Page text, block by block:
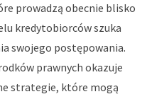
prowadzą obecnie blisko
kredytobiorców szuka
swojego postępowania.
prawnych okazuje
strategie, które mogą